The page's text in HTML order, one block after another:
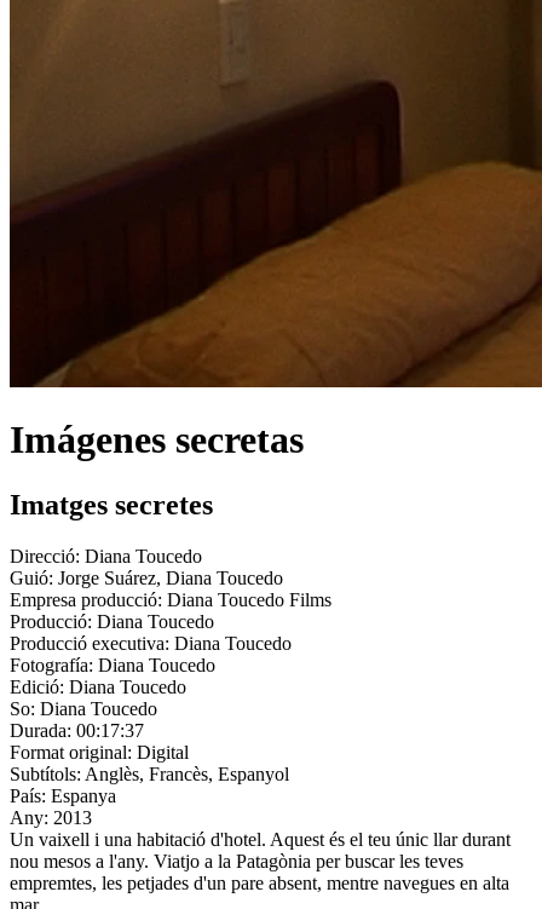
Imágenes secretas
Imatges secretes
Direcció: Diana Toucedo
Guió: Jorge Suárez, Diana Toucedo
Empresa producció: Diana Toucedo Films
Producció: Diana Toucedo
Producció executiva: Diana Toucedo
Fotografía: Diana Toucedo
Edició: Diana Toucedo
So: Diana Toucedo
Durada: 00:17:37
Format original: Digital
Subtítols: Anglès, Francès, Espanyol
País: Espanya
Any: 2013
Un vaixell i una habitació d'hotel. Aquest és el teu únic llar durant
nou mesos a l'any. Viatjo a la Patagònia per buscar les teves
empremtes, les petjades d'un pare absent, mentre navegues en alta
mar.